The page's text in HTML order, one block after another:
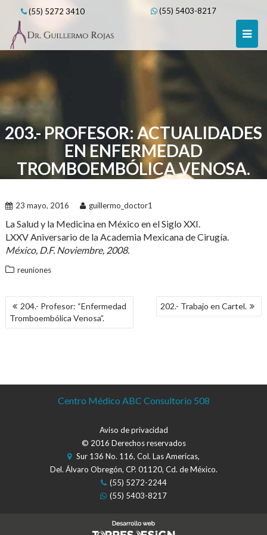
content
(55) 5272 3410 (55) 5403-8217
203.- PROFESOR: ACTUALIDADES
EN ENFERMEDAD
TROMBOEMBÓLICA VENOSA.
23 mayo, 2016 guillermo_doctor1
La Salud y la Medicina en México en el Siglo XXI.
LXXV Aniversario de la Academia Mexicana de Cirugía.
México, D.F. Noviembre, 2008.
reuniones
NAVEGACIÓN
DE
ENTRADAS
204.- Profesor: “Enfermedad
Tromboembólica Venosa”.
202.- Trabajo en Cartel.
Centro Médico ABC Consultorio 508
Aviso de privacidad
© 2016 Derechos reservados
Sur 136 No. 116, Col. Las Americas,
Del. Álvaro Obregón, CP. 01120, Cd. de México.
(55) 5272-2244
(55) 5403-8217